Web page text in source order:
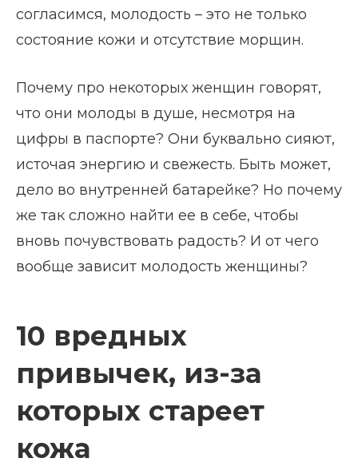
согласимся, молодость – это не только
состояние кожи и отсутствие морщин.
Почему про некоторых женщин говорят,
что они молоды в душе, несмотря на
цифры в паспорте? Они буквально сияют,
источая энергию и свежесть. Быть может,
дело во внутренней батарейке? Но почему
же так сложно найти ее в себе, чтобы
вновь почувствовать радость? И от чего
вообще зависит молодость женщины?
10 вредных
привычек, из-за
которых стареет
кожа